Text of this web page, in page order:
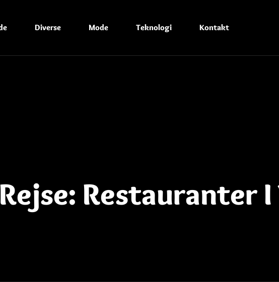
Diverse Mode Teknologi Kontakt
Restauranter